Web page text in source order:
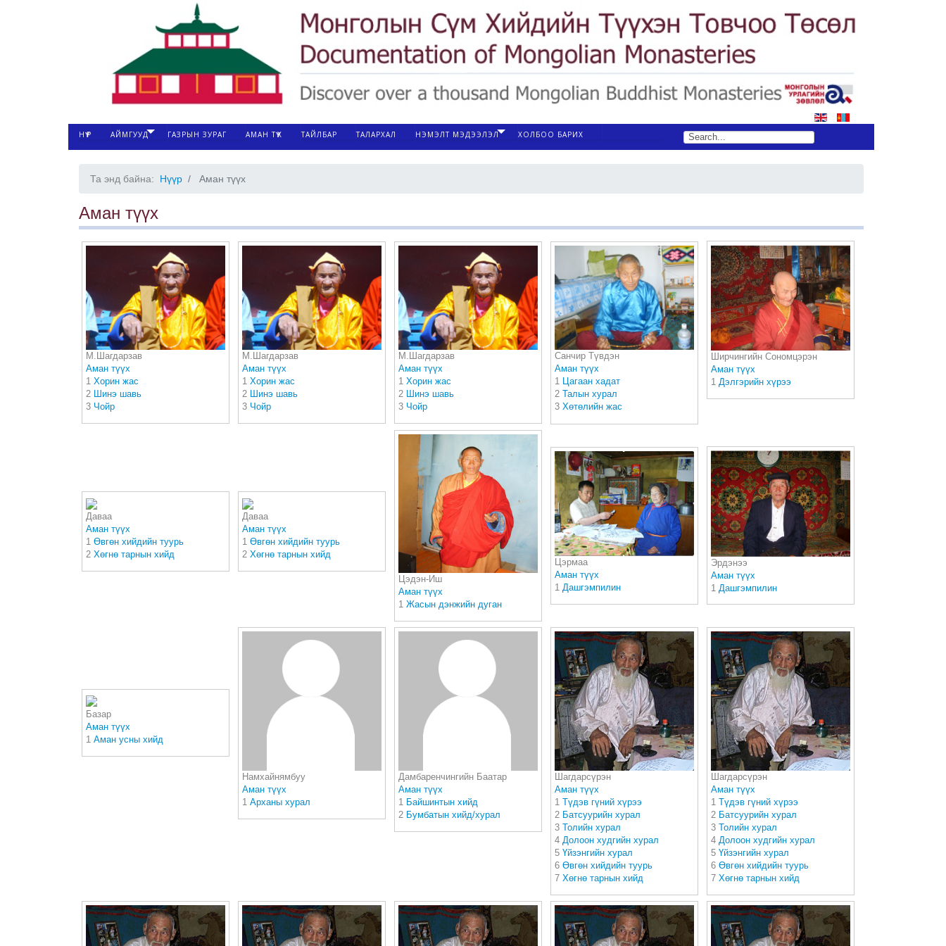
НҮҮР АЙМГУУД ГАЗРЫН ЗУРАГ АМАН ТҮҮХ ТАЙЛБАР ТАЛАРХАЛ НЭМЭЛТ МЭДЭЭЛЭЛ ХОЛБОО БАРИХ
Та энд байна: Нүүр Аман түүх
Аман түүх
М.Шагдарзав
Аман түүх
1 Хорин жас
2 Шинэ шавь
3 Чойр
М.Шагдарзав
Аман түүх
1 Хорин жас
2 Шинэ шавь
3 Чойр
М.Шагдарзав
Аман түүх
1 Хорин жас
2 Шинэ шавь
3 Чойр
Санчир Түвдэн
Аман түүх
1 Цагаан хадат
2 Талын хурал
3 Хөтөлийн жас
Ширчингийн Сономцэрэн
Аман түүх
1 Дэлгэрийн хүрээ
Даваа
Аман түүх
1 Өвгөн хийдийн туурь
2 Хөгнө тарнын хийд
Даваа
Аман түүх
1 Өвгөн хийдийн туурь
2 Хөгнө тарнын хийд
Цэдэн-Иш
Аман түүх
1 Жасын дэнжийн дуган
Цэрмаа
Аман түүх
1 Дашгэмпилин
Эрдэнээ
Аман түүх
1 Дашгэмпилин
Базар
Аман түүх
1 Аман усны хийд
Намхайнямбуу
Аман түүх
1 Арханы хурал
Дамбаренчингийн Баатар
Аман түүх
1 Байшинтын хийд
2 Бумбатын хийд/хурал
Шагдарсүрэн
Аман түүх
1 Түдэв гүний хүрээ
2 Батсуурийн хурал
3 Толийн хурал
4 Долоон худгийн хурал
5 Үйзэнгийн хурал
6 Өвгөн хийдийн туурь
7 Хөгнө тарнын хийд
Шагдарсүрэн
Аман түүх
1 Түдэв гүний хүрээ
2 Батсуурийн хурал
3 Толийн хурал
4 Долоон худгийн хурал
5 Үйзэнгийн хурал
6 Өвгөн хийдийн туурь
7 Хөгнө тарнын хийд